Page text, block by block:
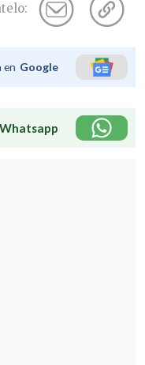
en Google
Whatsapp